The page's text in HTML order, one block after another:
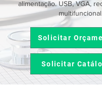
alimentação. USB, VGA,
multifuncional.
Solicitar
Solicitar